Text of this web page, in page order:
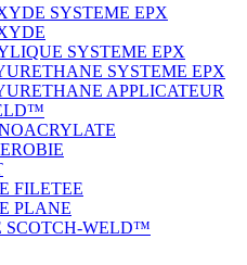
SYSTEME EPX
SYSTEME EPX
SYSTEME EPX
APPLICATEUR
FILETEE
PLANE
SCOTCH-WELD™